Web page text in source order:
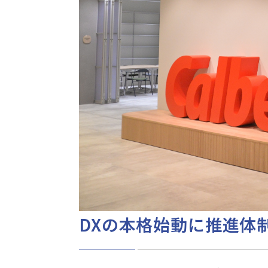
DXの本格始動に推進体